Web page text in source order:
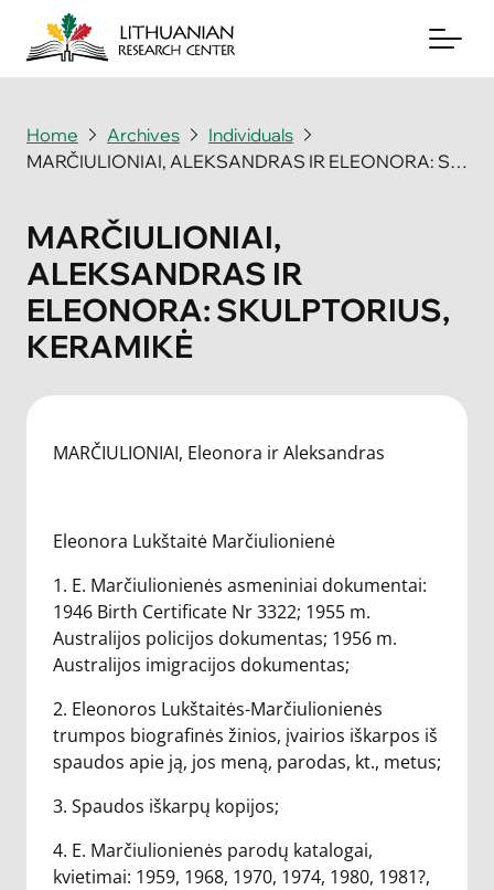
About
Archives
Periodicals
Books
Home Archives
Individuals
MARČIULIONIAI, ALEKSANDRAS IR ELEONORA: SKULPTORIUS, KERAMIKĖ
MARČIULIONIAI,
ALEKSANDRAS IR
ELEONORA: SKULPTORIUS,
KERAMIKĖ
MARČIULIONIAI, Eleonora ir Aleksandras
Eleonora Lukštaitė Marčiulionienė
1. E. Marčiulionienės asmeniniai dokumentai:
1946 Birth Certificate Nr 3322; 1955 m.
Australijos policijos dokumentas; 1956 m.
Australijos imigracijos dokumentas;
2. Eleonoros Lukštaitės-Marčiulionienės
trumpos biografinės žinios, įvairios iškarpos iš
spaudos apie ją, jos meną, parodas, kt., metus;
3. Spaudos iškarpų kopijos;
4. E. Marčiulionienės parodų katalogai,
kvietimai: 1959, 1968, 1970, 1974, 1980, 1981?,